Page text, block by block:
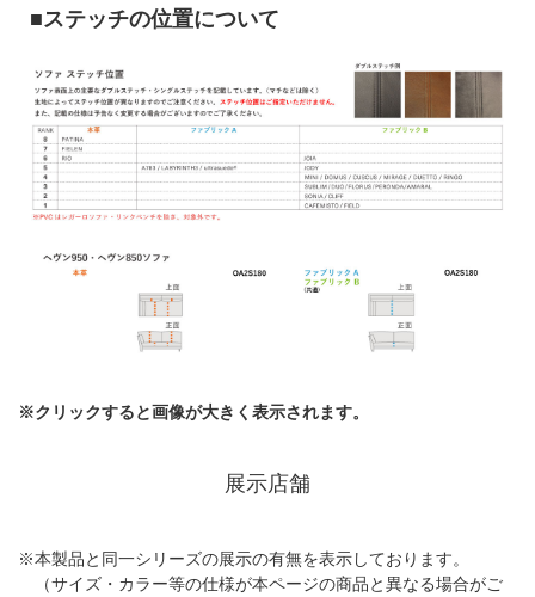
■ステッチの位置について
※クリックすると画像が大きく表示されます。
展示店舗
※本製品と同一シリーズの展示の有無を表示しております。
（サイズ・カラー等の仕様が本ページの商品と異なる場合がご